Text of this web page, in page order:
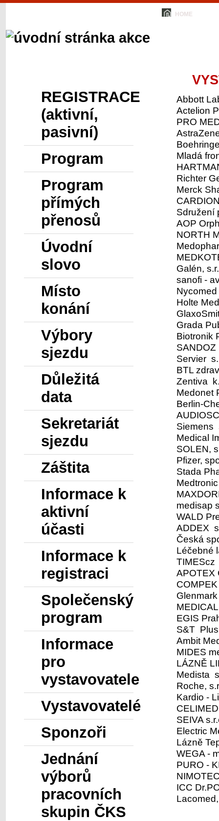
HOME
REGISTRACE
(aktivní,
pasivní)
Program
Program
přímých
přenosů
Úvodní
slovo
Místo
konání
Výbory
sjezdu
Důležitá
data
Sekretariát
sjezdu
Záštita
Informace k
aktivní
účasti
Informace k
registraci
Společenský
program
Informace
pro
vystavovatele
Vystavovatelé
Sponzoři
Jednání
výborů
pracovních
skupin ČKS
Abbott
Actelion
PRO
Mladá
Richter
Merck
Sdružení
AOP
NORTH
Galén,
sanofi -
Holte
Grada
Biotronik
Servier
BTL
Zentiva
Medonet
Berlin-
Siemens
Medical
SOLEN,
Pfizer,
Stada
medisap
WALD
ADDEX
Česká
Léčebné
TIMEScz
APOTEX
EGIS
S&T
Ambit
MIDES
LÁZNĚ
Medista
Roche,
Kardio -
SEIVA
Electric
Lázně
WEGA -
PURO -
ICC